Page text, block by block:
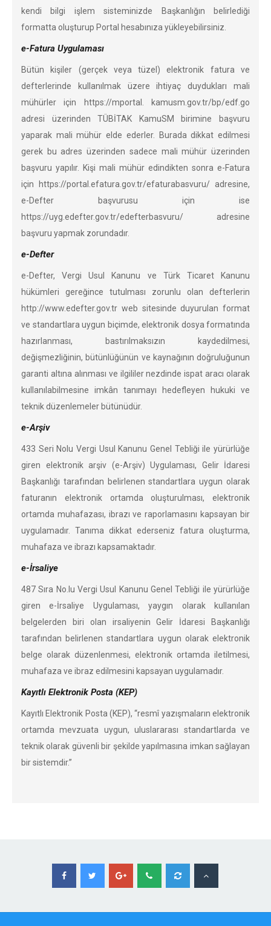
kendi bilgi işlem sisteminizde Başkanlığın belirlediği
formatta oluşturup Portal hesabınıza yükleyebilirsiniz.
e-Fatura Uygulaması
Bütün kişiler (gerçek veya tüzel) elektronik fatura ve
defterlerinde kullanılmak üzere ihtiyaç duydukları mali
mühürler için https://mportal. kamusm.gov.tr/bp/edf.go
adresi üzerinden TÜBİTAK KamuSM birimine başvuru
yaparak mali mühür elde ederler. Burada dikkat edilmesi
gerek bu adres üzerinden sadece mali mühür üzerinden
başvuru yapılır. Kişi mali mühür edindikten sonra e-Fatura
için https://portal.efatura.gov.tr/efaturabasvuru/ adresine,
e-Defter başvurusu için ise
https://uyg.edefter.gov.tr/edefterbasvuru/ adresine
başvuru yapmak zorundadır.
e-Defter
e-Defter, Vergi Usul Kanunu ve Türk Ticaret Kanunu
hükümleri gereğince tutulması zorunlu olan defterlerin
http://www.edefter.gov.tr web sitesinde duyurulan format
ve standartlara uygun biçimde, elektronik dosya formatında
hazırlanması, bastırılmaksızın kaydedilmesi,
değişmezliğinin, bütünlüğünün ve kaynağının doğruluğunun
garanti altına alınması ve ilgililer nezdinde ispat aracı olarak
kullanılabilmesine imkân tanımayı hedefleyen hukuki ve
teknik düzenlemeler bütünüdür.
e-Arşiv
433 Seri Nolu Vergi Usul Kanunu Genel Tebliği ile yürürlüğe
giren elektronik arşiv (e-Arşiv) Uygulaması, Gelir İdaresi
Başkanlığı tarafından belirlenen standartlara uygun olarak
faturanın elektronik ortamda oluşturulması, elektronik
ortamda muhafazası, ibrazı ve raporlamasını kapsayan bir
uygulamadır. Tanıma dikkat ederseniz fatura oluşturma,
muhafaza ve ibrazı kapsamaktadır.
e-İrsaliye
487 Sıra No.lu Vergi Usul Kanunu Genel Tebliği ile yürürlüğe
giren e-İrsaliye Uygulaması, yaygın olarak kullanılan
belgelerden biri olan irsaliyenin Gelir İdaresi Başkanlığı
tarafından belirlenen standartlara uygun olarak elektronik
belge olarak düzenlenmesi, elektronik ortamda iletilmesi,
muhafaza ve ibraz edilmesini kapsayan uygulamadır.
Kayıtlı Elektronik Posta (KEP)
Kayıtlı Elektronik Posta (KEP), “resmî yazışmaların elektronik
ortamda mevzuata uygun, uluslararası standartlarda ve
teknik olarak güvenli bir şekilde yapılmasına imkan sağlayan
bir sistemdir.”